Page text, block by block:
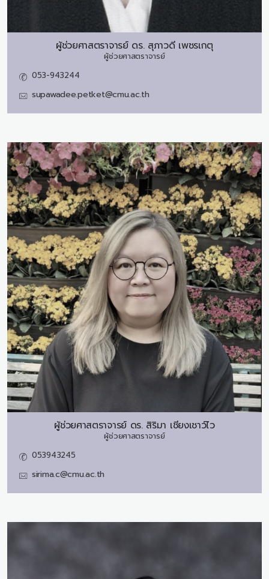
ผู้ช่วยศาสตราจารย์ ดร. สุภาวดี เพชรเกตุ
ผู้ช่วยศาสตราจารย์
053-943244
supawadee.petket@cmu.ac.th
ผู้ช่วยศาสตราจารย์ ดร. สิริมา เชียงเชาว์ไว
ผู้ช่วยศาสตราจารย์
053943245
sirima.c@cmu.ac.th